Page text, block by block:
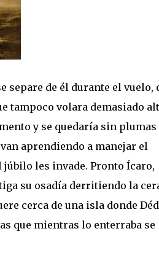
separe de él durante el vuelo,
tampoco volara demasiado
y se quedaría sin plumas
aprendiendo a manejar el
júbilo les invade. Pronto Ícaro,
su osadía derritiendo la
cerca de una isla donde
que mientras lo enterraba se